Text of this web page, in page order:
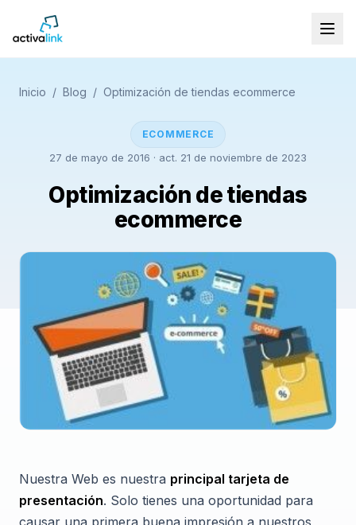
Inicio / Blog / Optimización de tiendas ecommerce
ECOMMERCE
27 de mayo de 2016 · act. 21 de noviembre de 2023
Optimización de tiendas
ecommerce
Nuestra Web es nuestra principal tarjeta de
presentación. Solo tienes una oportunidad para
causar una primera buena impresión a nuestros